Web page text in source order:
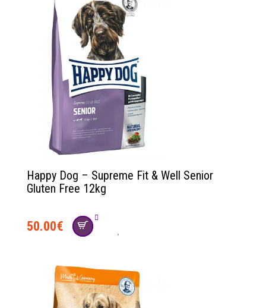
Happy Dog – Supreme Fit & Well Senior
Gluten Free 12kg
50.00€